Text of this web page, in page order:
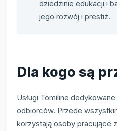
dziedzinie edukacji i
jego rozwój i prestiż.
Dla kogo są
Usługi Tomiline
odbiorców. Przede
korzystają osoby pracujące